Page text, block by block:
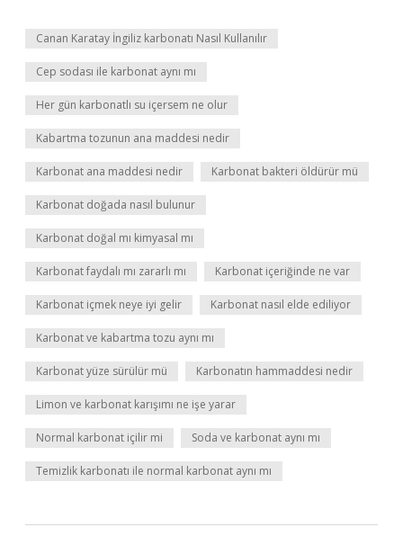
Canan Karatay İngiliz karbonatı Nasıl Kullanılır
Cep sodası ile karbonat aynı mı
Her gün karbonatlı su içersem ne olur
Kabartma tozunun ana maddesi nedir
Karbonat ana maddesi nedir Karbonat bakteri öldürür mü
Karbonat doğada nasıl bulunur
Karbonat doğal mı kimyasal mı
Karbonat faydalı mı zararlı mı Karbonat içeriğinde ne var
Karbonat içmek neye iyi gelir Karbonat nasıl elde ediliyor
Karbonat ve kabartma tozu aynı mı
Karbonat yüze sürülür mü Karbonatın hammaddesi nedir
Limon ve karbonat karışımı ne işe yarar
Normal karbonat içilir mi Soda ve karbonat aynı mı
Temizlik karbonatı ile normal karbonat aynı mı